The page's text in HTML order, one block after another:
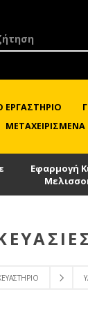
ΕΡΓΑΣΤΉΡΙΟ
Εφαρμογή